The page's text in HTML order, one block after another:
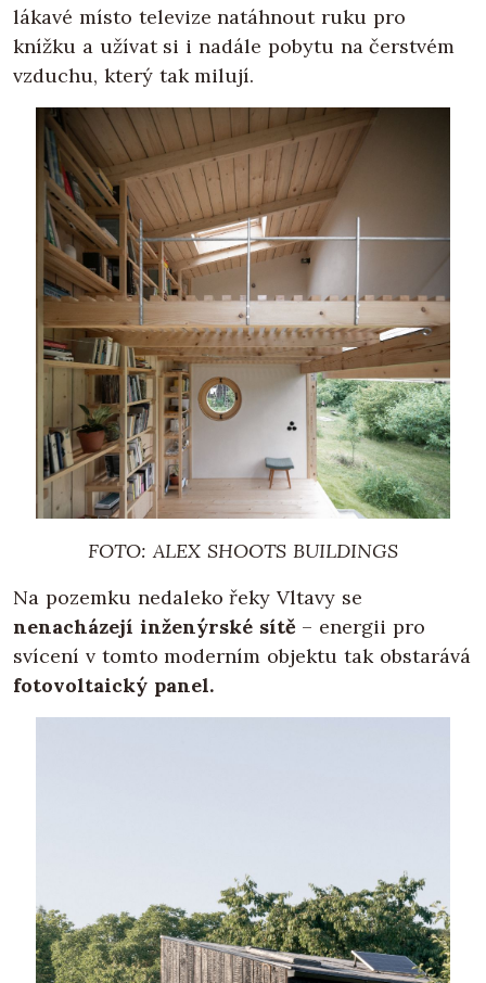
lákavé místo televize natáhnout ruku pro
knížku a užívat si i nadále pobytu na čerstvém
vzduchu, který tak milují.
FOTO: ALEX SHOOTS BUILDINGS
Na pozemku nedaleko řeky Vltavy se
nenacházejí inženýrské sítě – energii pro
svícení v tomto moderním objektu tak obstarává
fotovoltaický panel.